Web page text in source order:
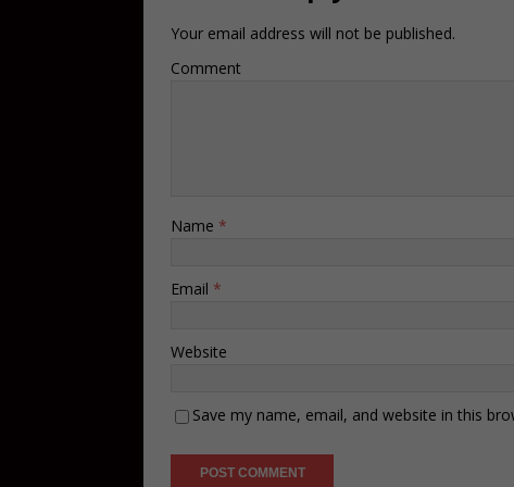
Your email address will not be published.
Comment
Name *
Email *
Website
Save my name, email, and website in this